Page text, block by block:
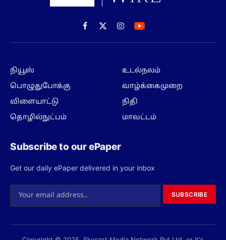
Facebook
X
(Twitter)
Instagram
நியூஸ்
பொழுதுபோக்கு
விளையாட்டு
தொழில்நுட்பம்
உடல்நலம்
வாழ்க்கைமுறை
நிதி
மாவட்டம்
Subscribe to our ePaper
Get our daily ePaper delivered in your inbox
SUBSCRIBE